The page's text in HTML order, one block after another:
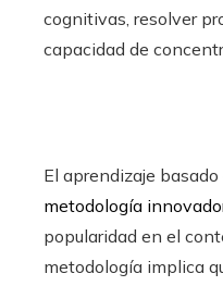
cognitivas, resolver
capacidad de
El aprendizaje
metodología
popularidad en el
metodología implica